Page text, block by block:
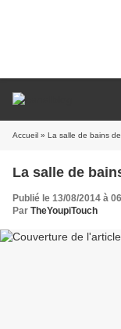
Accueil » La salle de bains
La salle de
Publié le 13/08/2014 à
Par TheYoupiTouch